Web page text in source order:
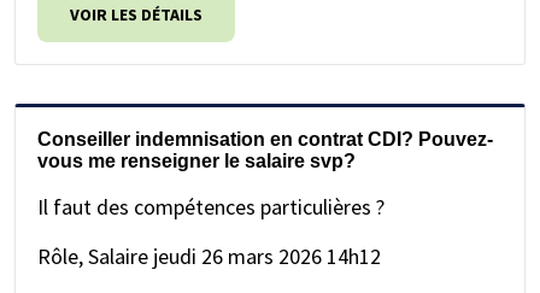
VOIR LES DÉTAILS
Conseiller indemnisation en contrat CDI? Pouvez-
vous me renseigner le salaire svp?
Il faut des compétences particulières ?
Rôle, Salaire jeudi 26 mars 2026 14h12